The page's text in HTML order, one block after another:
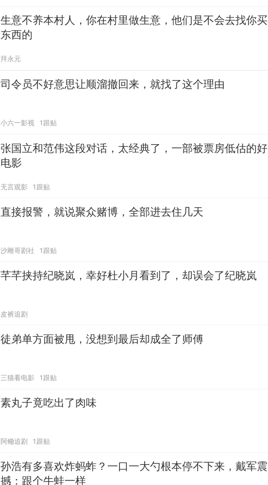
生意不养本村人，你在村里做生意，他们是不会去找你买
东西的
拜永元
司令员不好意思让顺溜撤回来，就找了这个理由
小六一影视 1跟贴
张国立和范伟这段对话，太经典了，一部被票房低估的好
电影
无言观影 1跟贴
直接报警，就说聚众赌博，全部进去住几天
沙雕哥剧社 1跟贴
芊芊挟持纪晓岚，幸好杜小月看到了，却误会了纪晓岚
皮裤追剧
徒弟单方面被甩，没想到最后却成全了师傅
三猫看电影 1跟贴
素丸子竟吃出了肉味
阿鳓追剧 1跟贴
孙浩有多喜欢炸蚂蚱？一口一大勺根本停不下来，戴军震
撼：跟个牛蛙一样